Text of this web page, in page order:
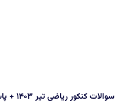
سوالات کنکور ریاضی تیر ۱۴۰۳ + پاسخنامه